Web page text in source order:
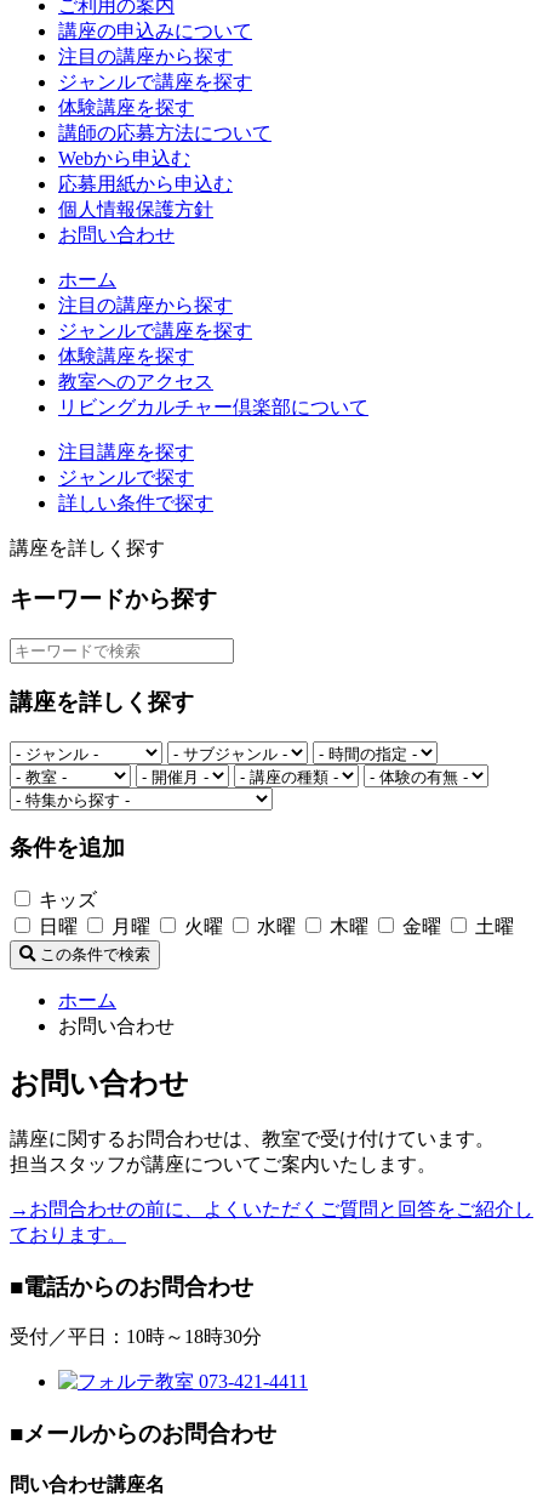
ご利用の案内
講座の申込みについて
注目の講座から探す
ジャンルで講座を探す
体験講座を探す
講師の応募方法について
Webから申込む
応募用紙から申込む
個人情報保護方針
お問い合わせ
ホーム
注目の講座から探す
ジャンルで講座を探す
体験講座を探す
教室へのアクセス
リビングカルチャー倶楽部について
注目講座を探す
ジャンルで探す
詳しい条件で探す
講座を詳しく探す
キーワードから探す
講座を詳しく探す
条件を追加
キッズ
日曜
月曜 火曜 水曜 木曜 金曜 土曜
この条件で検索
ホーム
お問い合わせ
お問い合わせ
講座に関するお問合わせは、教室で受け付けています。
担当スタッフが講座についてご案内いたします。
→お問合わせの前に、よくいただくご質問と回答をご紹介し
ております。
■電話からのお問合わせ
受付／平日：10時～18時30分
■メールからのお問合わせ
問い合わせ講座名